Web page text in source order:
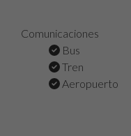
Comunicaciones
Bus
Tren
Aeropuerto